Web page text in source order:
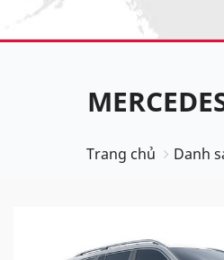
Trang chủ Danh